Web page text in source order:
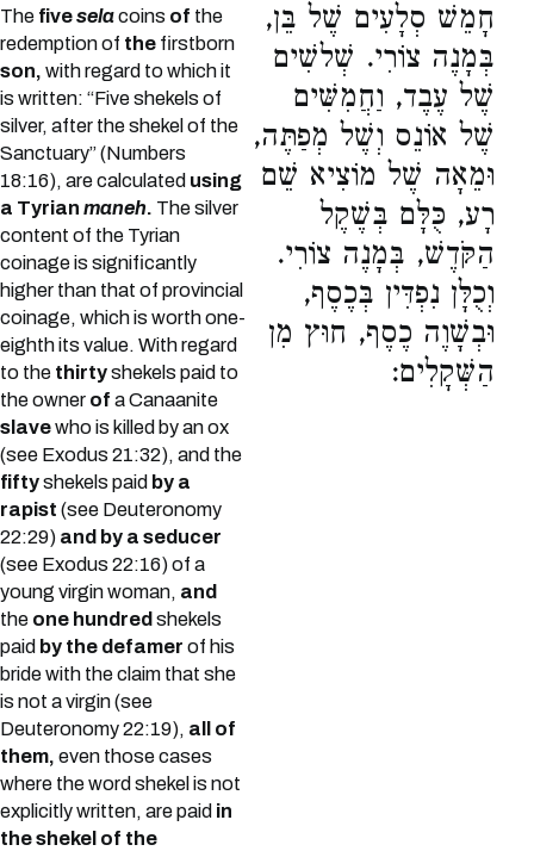
The fiveselacoins of the
redemption of the firstborn
son, with regard to which it
is written: “Five shekels of
silver, after the shekel of the
Sanctuary” (Numbers
18:16), are calculated using
a Tyrian maneh. The silver
content of the Tyrian
coinage is significantly
higher than that of provincial
coinage, which is worth one-
eighth its value. With regard
to the thirtyshekels paid to
the owner of a Canaanite
slavewho is killed by an ox
(see Exodus 21:32), and the
fiftyshekels paid by a
rapist (see Deuteronomy
22:29) and by a seducer
(see Exodus 22:16) of a
young virgin woman, and
the one hundred shekels
paid by the defamer of his
bride with the claim that she
is not a virgin (see
Deuteronomy 22:19), all of
them, even those cases
where the word shekel is not
explicitly written, are paid in
the shekel of the
חָמֵשׁ סְלָעִים שֶׁל בֵּן,
בְּמָנֶה צוֹרִי. שְׁלשִׁים
שֶׁל עֶבֶד, וַחֲמִשִּׁים
שֶׁל אוֹנֵס וְשֶׁל מְפַתֶּה,
וּמֵאָה שֶׁל מוֹצִיא שֵׁם
רָע, כֻּלָּם בְּשֶׁקֶל
הַקֹּדֶשׁ, בְּמָנֶה צוֹרִי.
וְכֻלָּן נִפְדִּין בְּכֶסֶף,
וּבְשָׁוֶה כֶסֶף, חוּץ מִן
הַשְּׁקָלִים: